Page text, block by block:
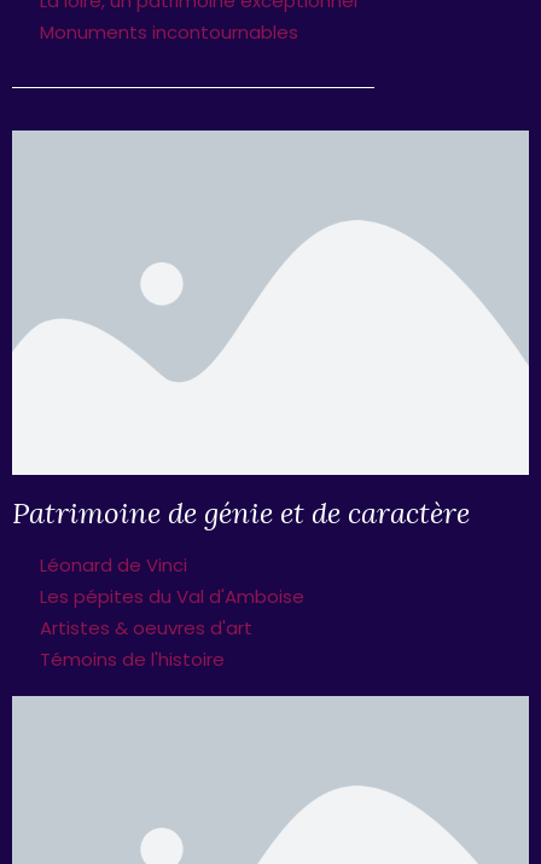
Monuments incontournables
Patrimoine de génie et de caractère
Léonard de Vinci
Les pépites du Val d'Amboise
Artistes & oeuvres d'art
Témoins de l'histoire